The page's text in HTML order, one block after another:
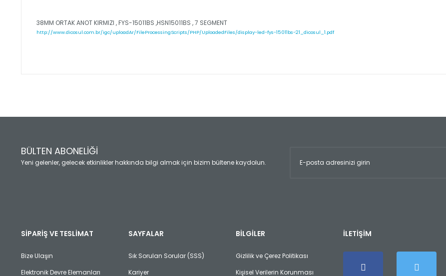
38MM ORTAK ANOT KIRMIZI , FYS-15011BS ,HSN15011BS , 7 SEGMENT
http://www.dicosul.com.br/igc/uploadAr/FileProcessingScripts/PHP/UploadedFiles/display-led-fys-15011bs-21_dicosul_1.pdf
Yorum Yaz
Ürün açıklamasında eksik bilgiler bulunuyor.
Ürün fiyatı diğer sitelerden daha pahalı.
Bu ürüne benzer farklı alternatifler olmalı.
BÜLTEN ABONELİĞİ
Yeni gelenler, gelecek etkinlikler hakkında bilgi almak için bizim bültene kaydolun.
SİPARİŞ VE TESLİMAT
Bize Ulaşın
Elektronik Devre Elemanları
SAYFALAR
Sık Sorulan Sorular (SSS)
Kariyer
BİLGİLER
Gizlilik ve Çerez Politikası
Kişisel Verilerin Korunması
İLETİŞİM